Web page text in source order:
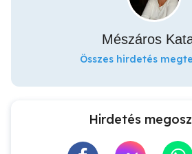
Mészáros
Összes hirdetés
Hirdetés